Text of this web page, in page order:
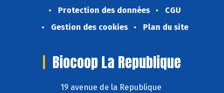
Protection des données
CGU
Gestion des cookies
Plan du site
Biocoop La Republique
19 avenue de la Republique